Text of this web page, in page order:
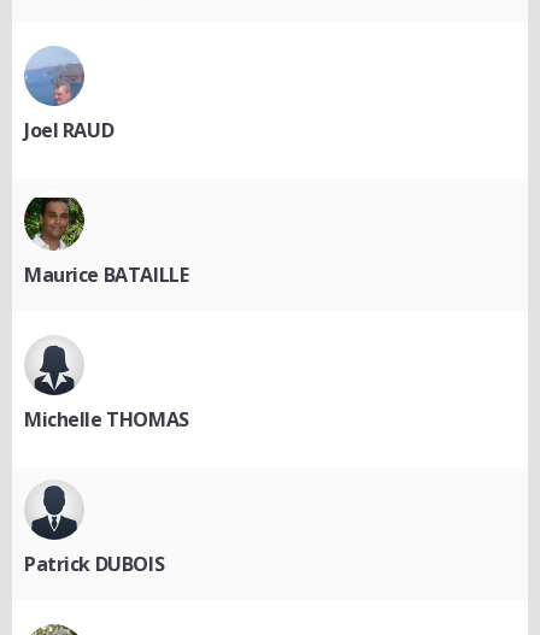
Joel RAUD
Maurice BATAILLE
Michelle THOMAS
Patrick DUBOIS